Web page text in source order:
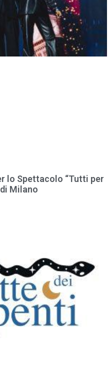
lo Spettacolo “Tutti per
Milano